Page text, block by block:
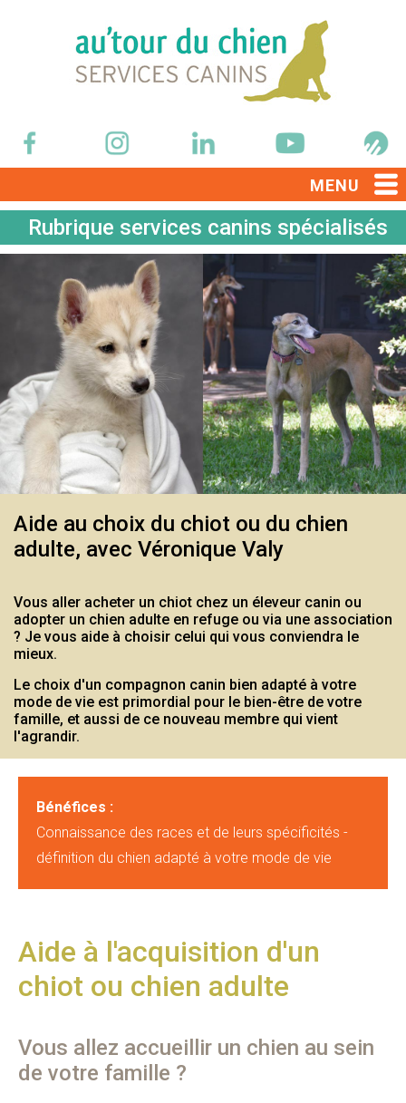
MENU
Rubrique services canins spécialisés
Aide au choix du chiot ou du chien
adulte, avec Véronique Valy
Vous aller acheter un chiot chez un éleveur canin ou
adopter un chien adulte en refuge ou via une association
? Je vous aide à choisir celui qui vous conviendra le
mieux.
Le choix d'un compagnon canin bien adapté à votre
mode de vie est primordial pour le bien-être de votre
famille, et aussi de ce nouveau membre qui vient
l'agrandir.
Bénéfices :
Connaissance des races et de leurs spécificités -
définition du chien adapté à votre mode de vie
Aide à l'acquisition d'un
chiot ou chien adulte
Vous allez accueillir un chien au sein
de votre famille ?